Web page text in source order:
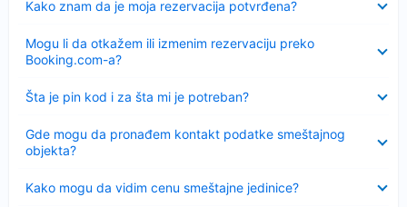
Kako znam da je moja rezervacija potvrđena?
Mogu li da otkažem ili izmenim rezervaciju preko
Booking.com-a?
Šta je pin kod i za šta mi je potreban?
Sažeto
Gde mogu da pronađem kontakt podatke smeštajnog
objekta?
Kako mogu da vidim cenu smeštajne jedinice?